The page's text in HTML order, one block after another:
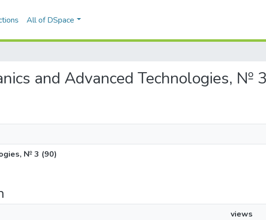
All of DSpace
and Advanced Technologies, №
№ 3 (90)
views